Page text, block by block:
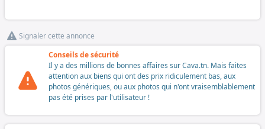
Signaler cette annonce
Conseils de sécurité
Il y a des millions de bonnes affaires sur Cava.tn. Mais faites
attention aux biens qui ont des prix ridiculement bas, aux
photos génériques, ou aux photos qui n'ont vraisemblablement
pas été prises par l'utilisateur !